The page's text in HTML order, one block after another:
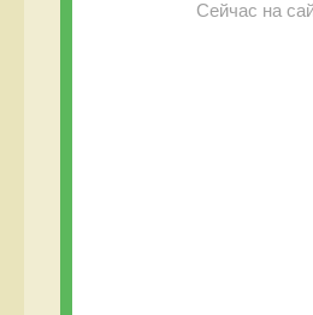
Сейчас на